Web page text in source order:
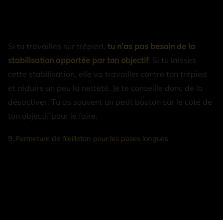
Si tu travailles sur trépied, tu n’as pas besoin de la
stabilisation apportée par ton objectif. Si tu laisses
cette stabilisation, elle va travailler contre ton trépied
et réduire un peu la netteté. Je te conseille donc de la
désactiver. Tu as souvent un petit bouton sur le coté de
ton objectif pour le faire.
9. Fermeture de l’œilleton pour les poses longues